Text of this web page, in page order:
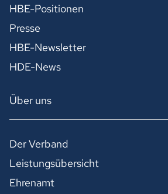
HBE-Positionen
Presse
HBE-Newsletter
HDE-News
Über uns
Der Verband
Leistungsübersicht
Ehrenamt